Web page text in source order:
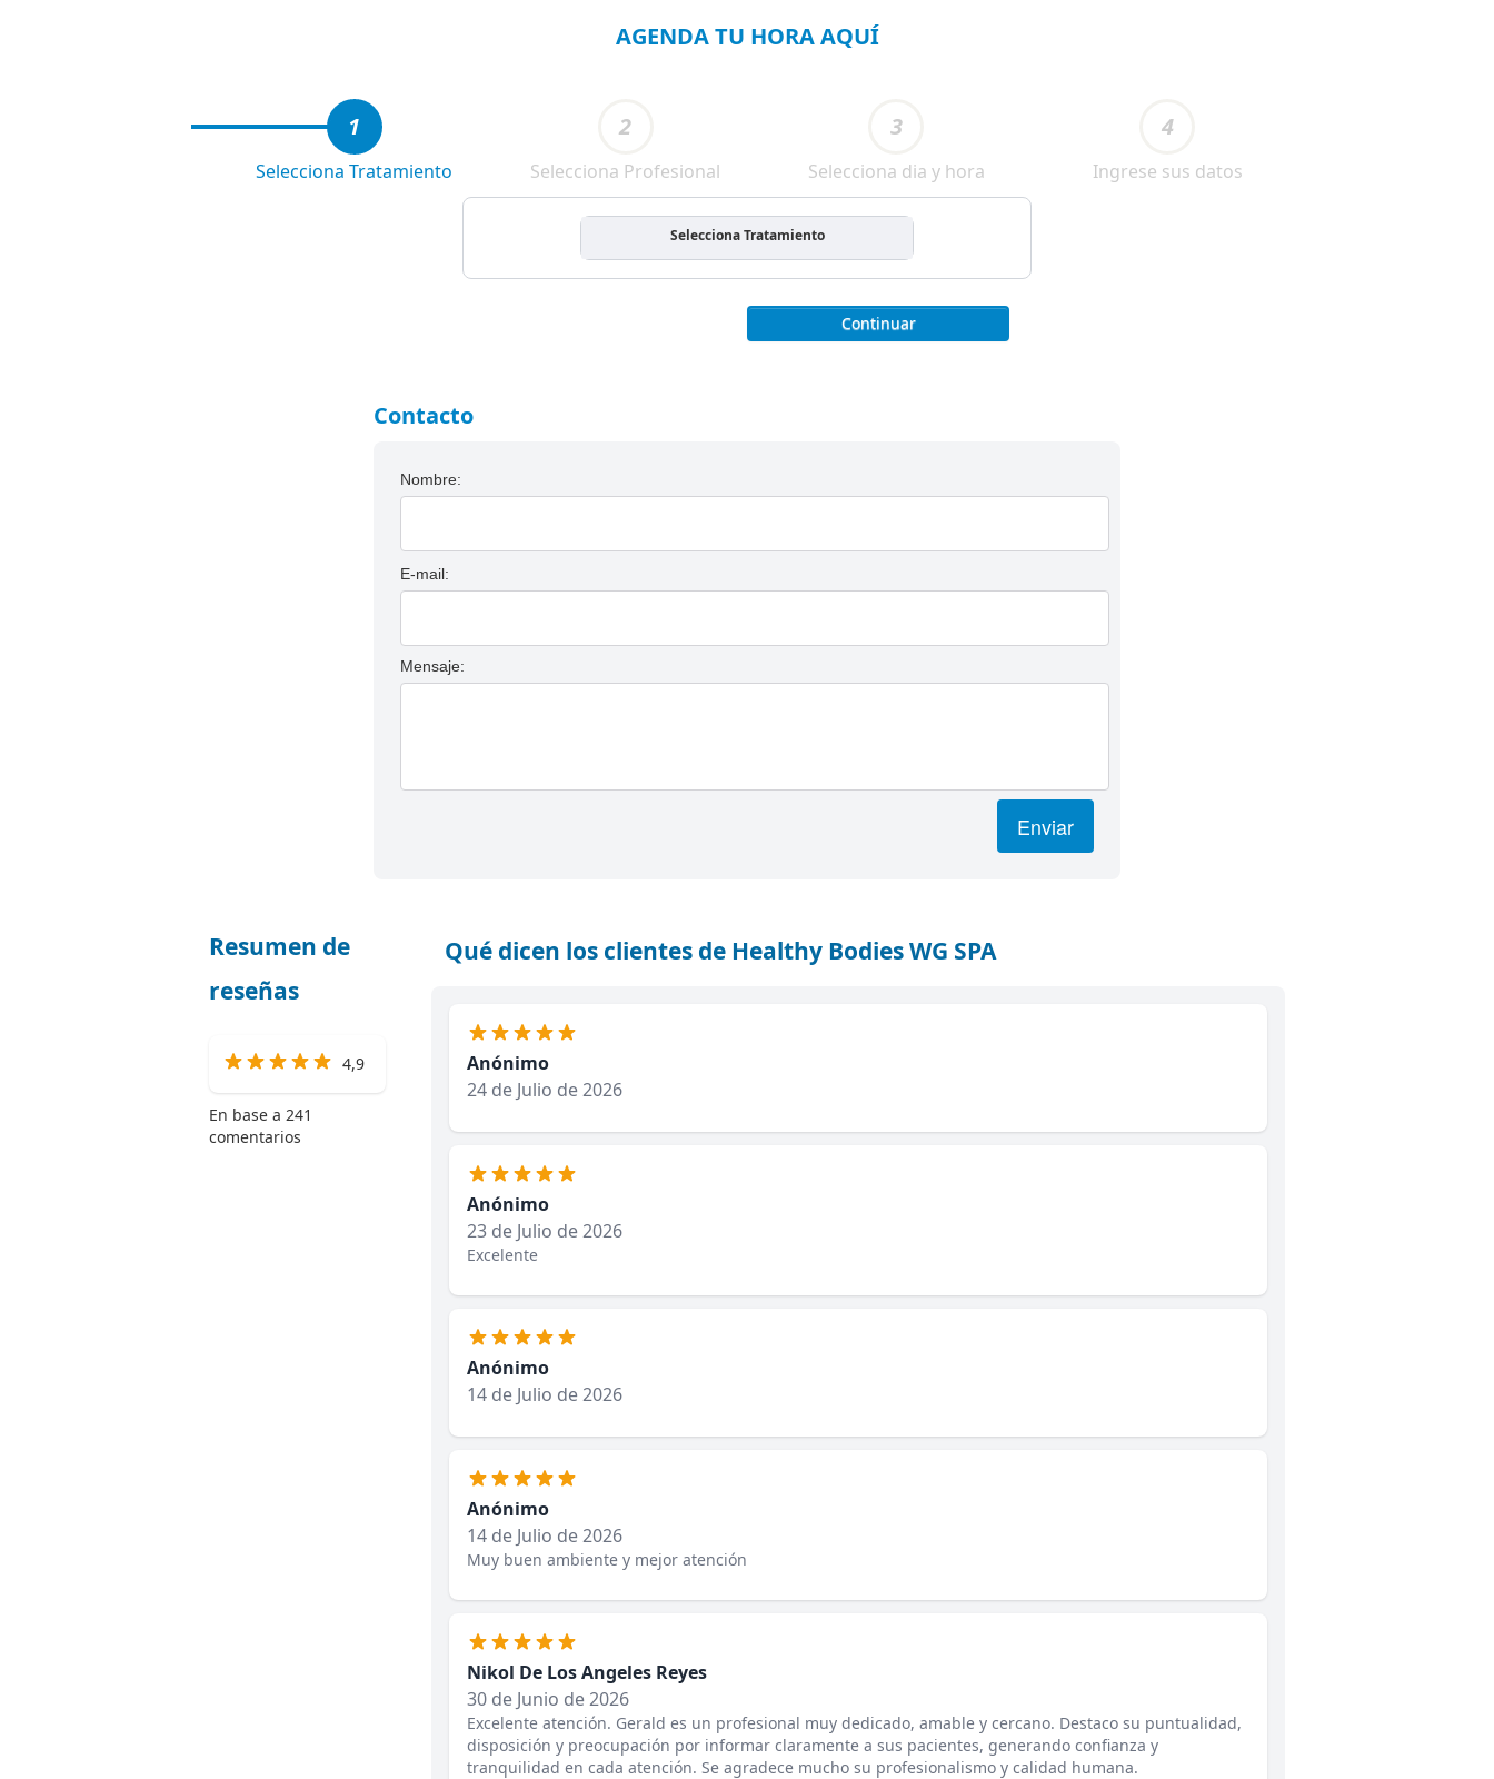
AGENDA TU HORA AQUÍ
1
Selecciona Tratamiento
2
Selecciona Profesional
3
Selecciona dia y hora
4
Ingrese sus datos
Selecciona Tratamiento
Continuar
Contacto
Nombre:
E-mail:
Mensaje:
Enviar
Resumen de
reseñas
4,9
En base a 241
comentarios
Qué dicen los clientes de Healthy Bodies WG SPA
Anónimo
24 de Julio de 2026
Anónimo
23 de Julio de 2026
Excelente
Anónimo
14 de Julio de 2026
Anónimo
14 de Julio de 2026
Muy buen ambiente y mejor atención
Nikol De Los Angeles Reyes
30 de Junio de 2026
Excelente atención. Gerald es un profesional muy dedicado, amable y cercano. Destaco su puntualidad,
disposición y preocupación por informar claramente a sus pacientes, generando confianza y
tranquilidad en cada atención. Se agradece mucho su profesionalismo y calidad humana.